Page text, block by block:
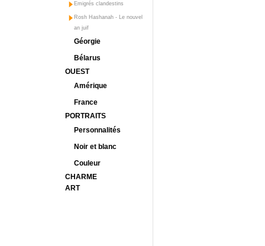
Emigrés clandestins
Rosh Hashanah - Le nouvel
an juif
Géorgie
Bélarus
OUEST
Amérique
France
PORTRAITS
Personnalités
Noir et blanc
Couleur
CHARME
ART